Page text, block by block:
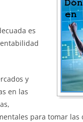
es
y
en las
para tomar las